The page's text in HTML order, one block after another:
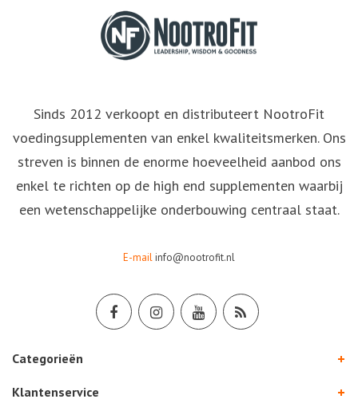
Sinds 2012 verkoopt en distributeert NootroFit
voedingsupplementen van enkel kwaliteitsmerken. Ons
streven is binnen de enorme hoeveelheid aanbod ons
enkel te richten op de high end supplementen waarbij
een wetenschappelijke onderbouwing centraal staat.
E-mailinfo@nootrofit.nl
Categorieën
Klantenservice